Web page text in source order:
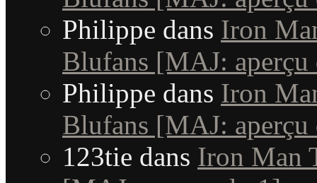
Philippe dans Iron
Blufans [MAJ: aperçu
Philippe dans Iron
Blufans [MAJ: aperçu
123tie dans Iron Man